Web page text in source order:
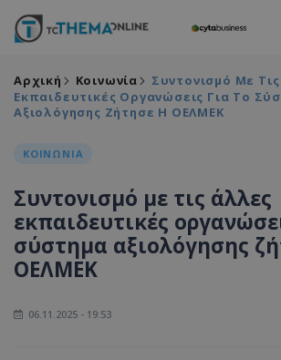
Αρχική Κοινωνία
Συντονισμό Με
Εκπαιδευτικές Οργανώσεις Για Το
Αξιολόγησης Ζήτησε Η ΟΕΛΜΕΚ
ΚΟΙΝΩΝΙΑ
Συντονισμό με τις άλλες
εκπαιδευτικές
σύστημα αξιολόγησης
ΟΕΛΜΕΚ
06.11.2025 - 19:53